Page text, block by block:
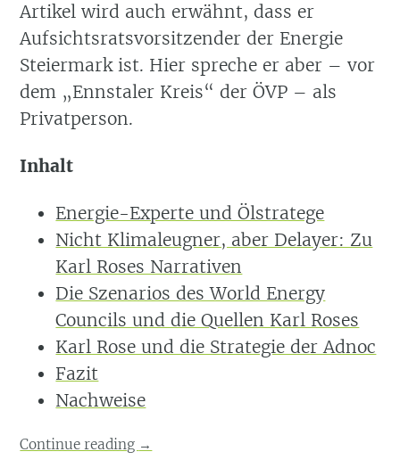
Artikel wird auch erwähnt, dass er
Aufsichtsratsvorsitzender der Energie
Steiermark ist. Hier spreche er aber – vor
dem „Ennstaler Kreis“ der ÖVP – als
Privatperson.
Inhalt
Energie-Experte und Ölstratege
Nicht Klimaleugner, aber Delayer: Zu
Karl Roses Narrativen
Die Szenarios des World Energy
Councils und die Quellen Karl Roses
Karl Rose und die Strategie der Adnoc
Fazit
Nachweise
Continue reading →